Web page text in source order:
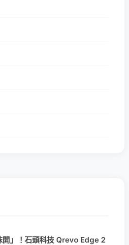
開」！石頭科技 Qrevo Edge 2